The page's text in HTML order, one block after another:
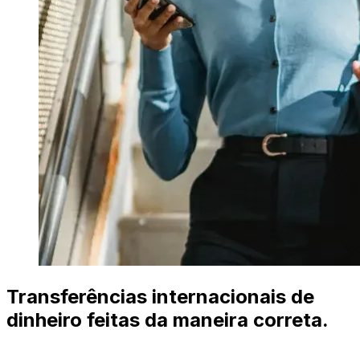
Transferências internacionais de
dinheiro feitas da maneira correta.